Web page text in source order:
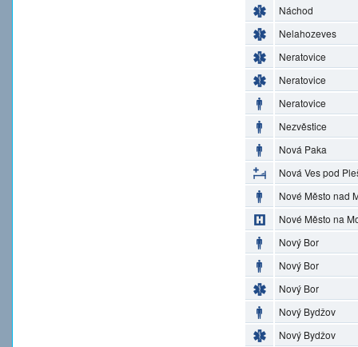
Náchod
Nelahozeves
Neratovice
Neratovice
Neratovice
Nezvěstice
Nová Paka
Nová Ves pod
Nové Město nad
Nové Město na
Nový Bor
Nový Bor
Nový Bor
Nový Bydžov
Nový Bydžov